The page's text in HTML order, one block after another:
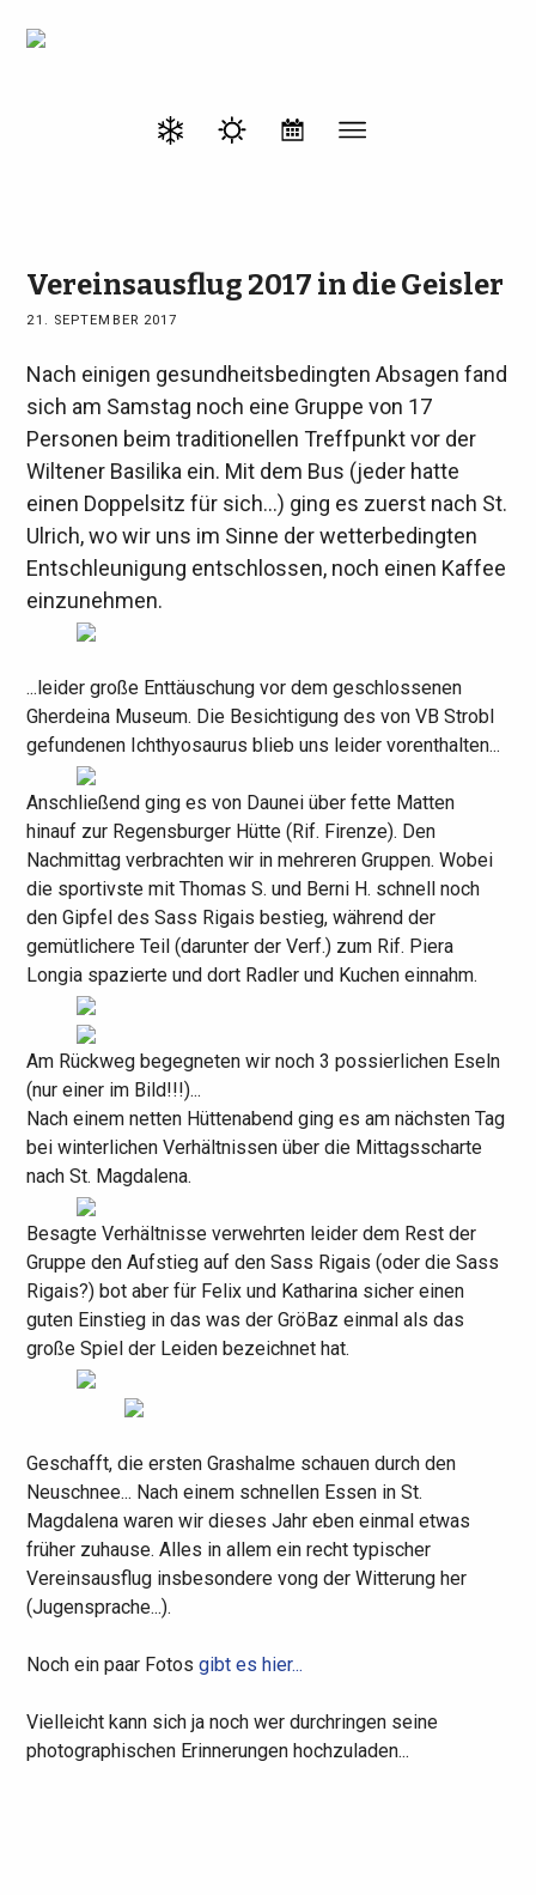
Vereinsausflug 2017 in die Geisler
21. SEPTEMBER 2017
Nach einigen gesundheitsbedingten Absagen fand
sich am Samstag noch eine Gruppe von 17
Personen beim traditionellen Treffpunkt vor der
Wiltener Basilika ein. Mit dem Bus (jeder hatte
einen Doppelsitz für sich...) ging es zuerst nach St.
Ulrich, wo wir uns im Sinne der wetterbedingten
Entschleunigung entschlossen, noch einen Kaffee
einzunehmen.
...leider große Enttäuschung vor dem geschlossenen
Gherdeina Museum. Die Besichtigung des von VB Strobl
gefundenen Ichthyosaurus blieb uns leider vorenthalten...
Anschließend ging es von Daunei über fette Matten
hinauf zur Regensburger Hütte (Rif. Firenze). Den
Nachmittag verbrachten wir in mehreren Gruppen. Wobei
die sportivste mit Thomas S. und Berni H. schnell noch
den Gipfel des Sass Rigais bestieg, während der
gemütlichere Teil (darunter der Verf.) zum Rif. Piera
Longia spazierte und dort Radler und Kuchen einnahm.
Am Rückweg begegneten wir noch 3 possierlichen Eseln
(nur einer im Bild!!!)...
Nach einem netten Hüttenabend ging es am nächsten Tag
bei winterlichen Verhältnissen über die Mittagsscharte
nach St. Magdalena.
Besagte Verhältnisse verwehrten leider dem Rest der
Gruppe den Aufstieg auf den Sass Rigais (oder die Sass
Rigais?) bot aber für Felix und Katharina sicher einen
guten Einstieg in das was der GröBaz einmal als das
große Spiel der Leiden bezeichnet hat.
Geschafft, die ersten Grashalme schauen durch den
Neuschnee... Nach einem schnellen Essen in St.
Magdalena waren wir dieses Jahr eben einmal etwas
früher zuhause. Alles in allem ein recht typischer
Vereinsausflug insbesondere vong der Witterung her
(Jugensprache...).
Noch ein paar Fotosgibt es hier...
Vielleicht kann sich ja noch wer durchringen seine
photographischen Erinnerungen hochzuladen...